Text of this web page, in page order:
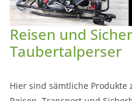
Reisen und
Taubertalperser
Hier sind sämtliche